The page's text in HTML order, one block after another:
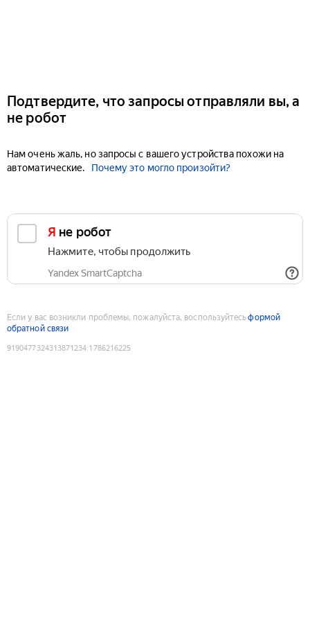
Подтвердите, что запросы отправляли вы, а
не робот
Нам очень жаль, но запросы с вашего устройства похожи на
автоматические.
Почему это могло произойти?
Я не робот
Нажмите, чтобы продолжить
Yandex SmartCaptcha
Если у вас возникли проблемы, пожалуйста, воспользуйтесьформой
обратной связи
9190477324313871234:1786216225